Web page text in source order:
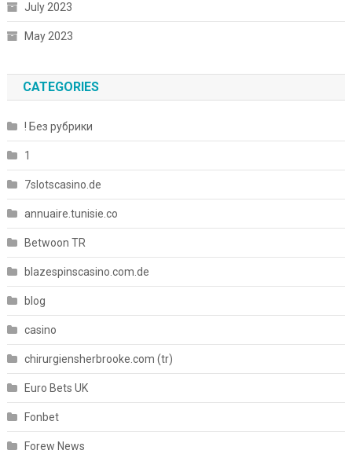
July 2023
May 2023
CATEGORIES
! Без рубрики
1
7slotscasino.de
annuaire.tunisie.co
Betwoon TR
blazespinscasino.com.de
blog
casino
chirurgiensherbrooke.com (tr)
Euro Bets UK
Fonbet
Forew News